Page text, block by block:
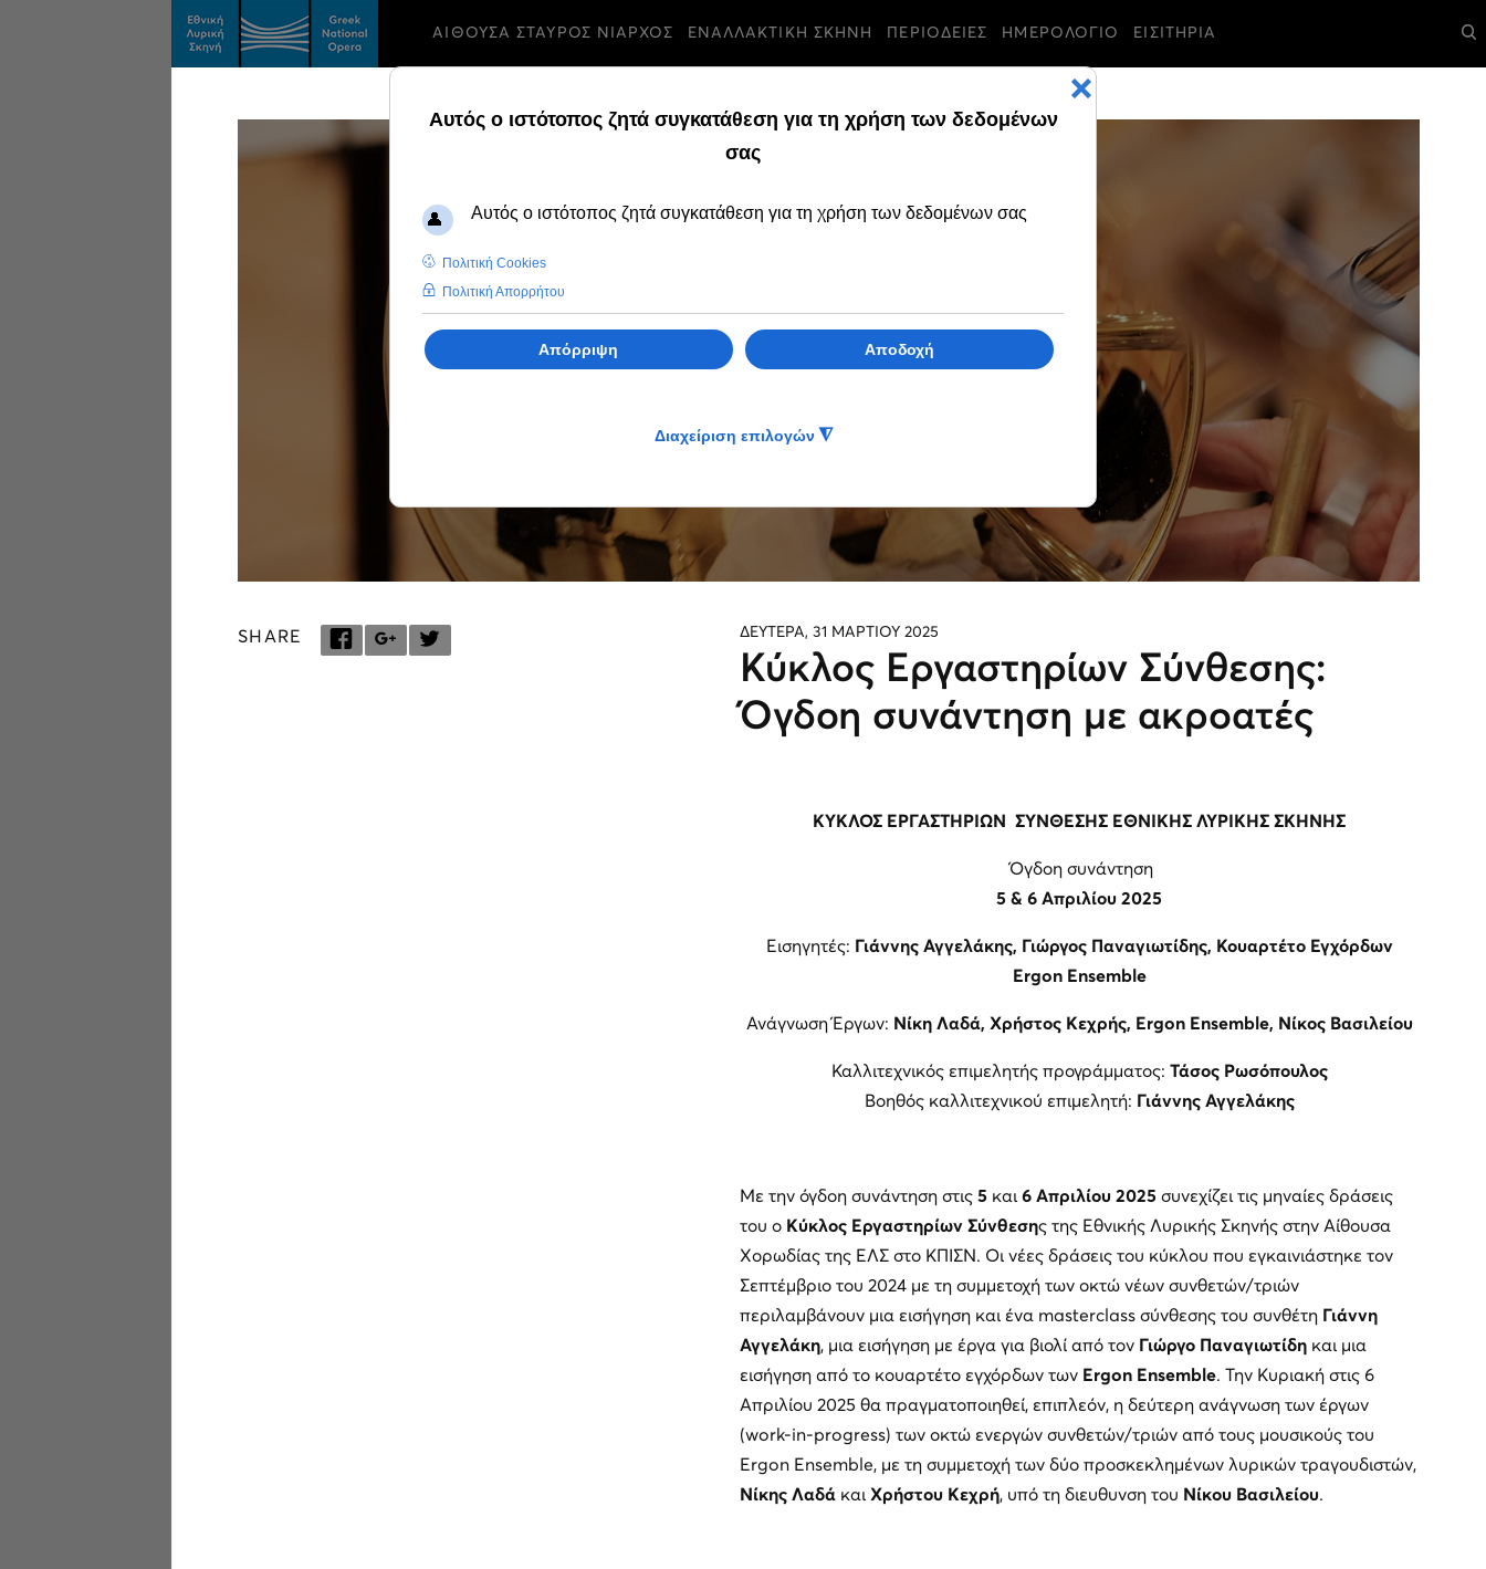
ΑΙΘΟΥΣΑ ΣΤΑΥΡΟΣ ΝΙΑΡΧΟΣ ΕΝΑΛΛΑΚΤΙΚΗ ΣΚΗΝΗ ΠΕΡΙΟΔΕΙΕΣ ΗΜΕΡΟΛΟΓΙΟ ΕΙΣΙΤΗΡΙΑ
SHARE ΔΕΥΤΕΡΑ, 31 ΜΑΡΤΙΟΥ 2025
Κύκλος Εργαστηρίων Σύνθεσης:
Όγδοη συνάντηση με ακροατές
ΚΥΚΛΟΣ ΕΡΓΑΣΤΗΡΙΩΝ ΣΥΝΘΕΣΗΣ ΕΘΝΙΚΗΣ ΛΥΡΙΚΗΣ ΣΚΗΝΗΣ
Όγδοη συνάντηση
5 & 6 Απριλίου 2025
Εισηγητές: Γιάννης Αγγελάκης, Γιώργος Παναγιωτίδης, Κουαρτέτο Εγχόρδων
Ergon Ensemble
Ανάγνωση Έργων: Νίκη Λαδά, Χρήστος Κεχρής, Ergon Ensemble, Νίκος Βασιλείου
Καλλιτεχνικός επιμελητής προγράμματος: Τάσος Ρωσόπουλος
Βοηθός καλλιτεχνικού επιμελητή: Γιάννης Αγγελάκης
Με την όγδοη συνάντηση στις 5και 6 Απριλίου 2025συνεχίζει τις μηναίες δράσεις
του ο Κύκλος Εργαστηρίων Σύνθεσης της Εθνικής Λυρικής Σκηνής στην Αίθουσα
Χορωδίας της ΕΛΣ στο ΚΠΙΣΝ. Οι νέες δράσεις του κύκλου που εγκαινιάστηκε τον
Σεπτέμβριο του 2024 με τη συμμετοχή των οκτώ νέων συνθετών/τριών
περιλαμβάνουν μια εισήγηση και ένα masterclass σύνθεσης του συνθέτη Γιάννη
Αγγελάκη, μια εισήγηση με έργα για βιολί από τονΓιώργο Παναγιωτίδηκαι μια
εισήγηση από το κουαρτέτο εγχόρδων τωνErgon Ensemble. Την Κυριακή στις 6
Απριλίου 2025 θα πραγματοποιηθεί, επιπλεόν, η δεύτερη ανάγνωση των έργων
(work-in-progress) των οκτώ ενεργών συνθετών/τριών από τους μουσικούς του
Ergon Ensemble, με τη συμμετοχή των δύο προσκεκλημένων λυρικών τραγουδιστών,
Νίκης Λαδάκαι Χρήστου Κεχρή, υπό τη διευθυνση του Νίκου Βασιλείου.